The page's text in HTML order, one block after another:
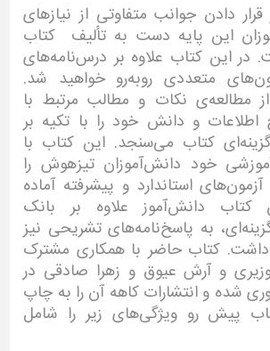
دادن جوانب متفاوتی از نیازهای
این پایه دست به تألیف کتاب
در این کتاب علاوه بر درس‌نامه‌های
متعددی روبه‌رو خواهید شد.
مطالعه‌ی نکات و مطالب مرتبط با
و دانش خود را با تکیه بر
کتاب می‌سنجد. این کتاب با
خود دانش‌آموزان تیزهوش را
آزمون‌های استاندارد و پیشرفته آماده
کتاب دانش‌آموز علاوه بر بانک
به پاسخ‌نامه‌‌های تشریحی نیز
کتاب حاضر با همکاری مشترک
و آرش عیوق و زهرا صادقی در
شده و انتشارات کاهه آن را به چاپ
پیش رو ویژگی‌های زیر را شامل